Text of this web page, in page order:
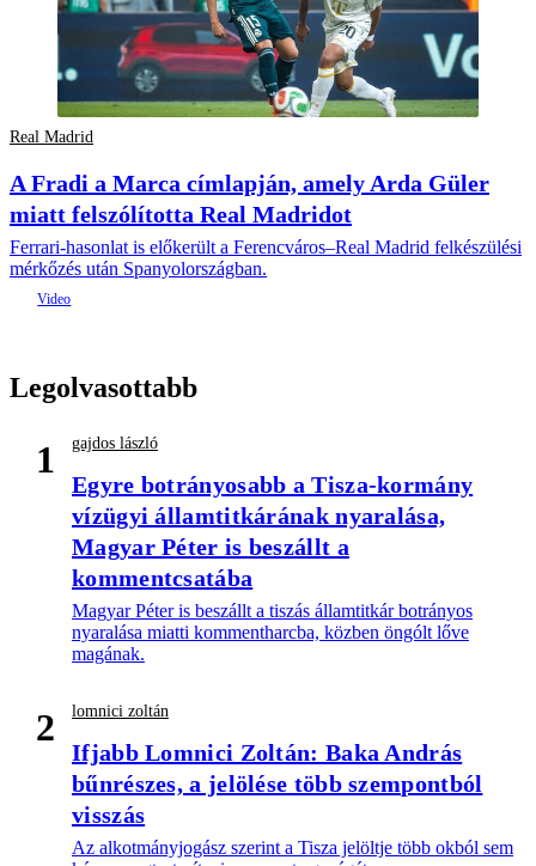
Real Madrid
A Fradi a Marca címlapján, amely Arda Güler
miatt felszólította Real Madridot
Ferrari-hasonlat is előkerült a Ferencváros–Real Madrid felkészülési
mérkőzés után Spanyolországban.
Legolvasottabb
1 gajdos lászló
Egyre botrányosabb a Tisza-kormány
vízügyi államtitkárának nyaralása,
Magyar Péter is beszállt a
kommentcsatába
Magyar Péter is beszállt a tiszás államtitkár botrányos
nyaralása miatti kommentharcba, közben öngólt lőve
magának.
2 lomnici zoltán
Ifjabb Lomnici Zoltán: Baka András
bűnrészes, a jelölése több szempontból
visszás
Az alkotmányjogász szerint a Tisza jelöltje több okból sem